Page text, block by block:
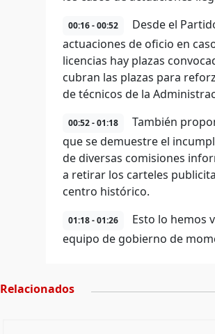
00:16 - 00:52
Desde el
actuaciones de oficio en
licencias hay plazas
cubran las plazas para
de técnicos de la
00:52 - 01:18
También
que se demuestre el
de diversas comisiones
a retirar los carteles
centro histórico.
01:18 - 01:26
Esto lo hemos
equipo de gobierno de
Relacionados